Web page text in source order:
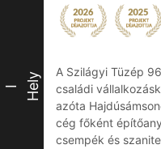
I Hely
A Szilágyi Tüzép
családi
azóta
cég főként
csempék és